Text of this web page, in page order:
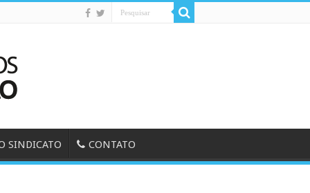
SINDICATO CONTATO